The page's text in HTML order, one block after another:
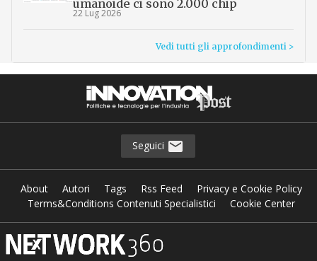
umanoide ci sono 2.000 chip
22 Lug 2026
Vedi tutti gli approfondimenti >
Seguici
About Autori Tags Rss Feed
Privacy e Cookie Policy
Terms&Conditions Contenuti Specialistici
Cookie Center